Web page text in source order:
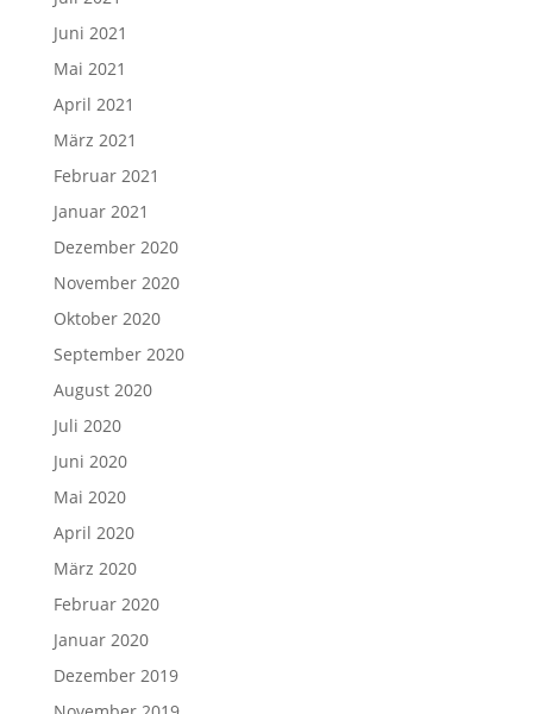
Juni 2021
Mai 2021
April 2021
März 2021
Februar 2021
Januar 2021
Dezember 2020
November 2020
Oktober 2020
September 2020
August 2020
Juli 2020
Juni 2020
Mai 2020
April 2020
März 2020
Februar 2020
Januar 2020
Dezember 2019